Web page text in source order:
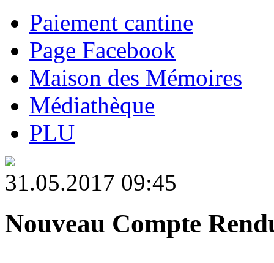
Paiement cantine
Page Facebook
Maison des Mémoires
Médiathèque
PLU
31.05.2017 09:45
Nouveau Compte